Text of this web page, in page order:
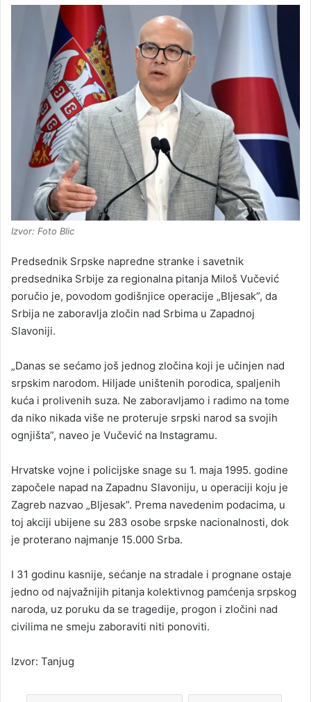
Izvor: Foto Blic
Predsednik Srpske napredne stranke i savetnik
predsednika Srbije za regionalna pitanja Miloš Vučević
poručio je, povodom godišnjice operacije „Bljesak”, da
Srbija ne zaboravlja zločin nad Srbima u Zapadnoj
Slavoniji.
„Danas se sećamo još jednog zločina koji je učinjen nad
srpskim narodom. Hiljade uništenih porodica, spaljenih
kuća i prolivenih suza. Ne zaboravljamo i radimo na tome
da niko nikada više ne proteruje srpski narod sa svojih
ognjišta”, naveo je Vučević na Instagramu.
Hrvatske vojne i policijske snage su 1. maja 1995. godine
započele napad na Zapadnu Slavoniju, u operaciji koju je
Zagreb nazvao „Bljesak”. Prema navedenim podacima, u
toj akciji ubijene su 283 osobe srpske nacionalnosti, dok
je proterano najmanje 15.000 Srba.
I 31 godinu kasnije, sećanje na stradale i prognane ostaje
jedno od najvažnijih pitanja kolektivnog pamćenja srpskog
naroda, uz poruku da se tragedije, progon i zločini nad
civilima ne smeju zaboraviti niti ponoviti.
Izvor: Tanjug